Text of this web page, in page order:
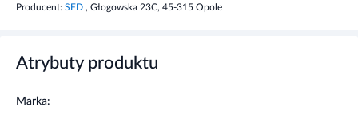
- w tym witanolidy6 mg
Producent: SFD , Głogowska 23C, 45-315 Opole
Atrybuty produktu
Marka: